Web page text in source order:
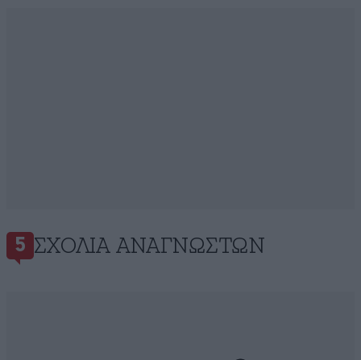
5 ΣΧΌΛΙΑ ΑΝΑΓΝΩΣΤΏΝ